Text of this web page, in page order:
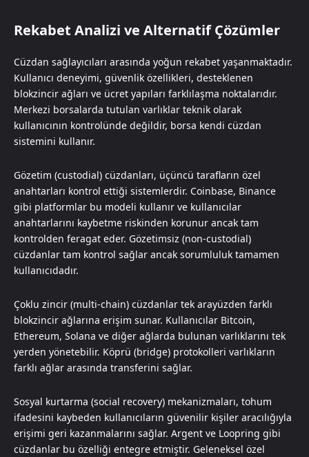
Rekabet Analizi ve Alternatif Çözümler
Cüzdan sağlayıcıları arasında yoğun rekabet yaşanmaktadır.
Kullanıcı deneyimi, güvenlik özellikleri, desteklenen
blokzincir ağları ve ücret yapıları farklılaşma noktalarıdır.
Merkezi borsalarda tutulan varlıklar teknik olarak
kullanıcının kontrolünde değildir, borsa kendi cüzdan
sistemini kullanır.
Gözetim (custodial) cüzdanları, üçüncü tarafların özel
anahtarları kontrol ettiği sistemlerdir. Coinbase, Binance
gibi platformlar bu modeli kullanır ve kullanıcılar
anahtarlarını kaybetme riskinden korunur ancak tam
kontrolden feragat eder. Gözetimsiz (non-custodial)
cüzdanlar tam kontrol sağlar ancak sorumluluk tamamen
kullanıcıdadır.
Çoklu zincir (multi-chain) cüzdanlar tek arayüzden farklı
blokzincir ağlarına erişim sunar. Kullanıcılar Bitcoin,
Ethereum, Solana ve diğer ağlarda bulunan varlıklarını tek
yerden yönetebilir. Köprü (bridge) protokolleri varlıkların
farklı ağlar arasında transferini sağlar.
Sosyal kurtarma (social recovery) mekanizmaları, tohum
ifadesini kaybeden kullanıcıların güvenilir kişiler aracılığıyla
erişimi geri kazanmalarını sağlar. Argent ve Loopring gibi
cüzdanlar bu özelliği entegre etmiştir. Geleneksel özel